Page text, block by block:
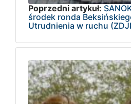
Poprzedni artykuł:
środek ronda
Utrudnienia w ruchu